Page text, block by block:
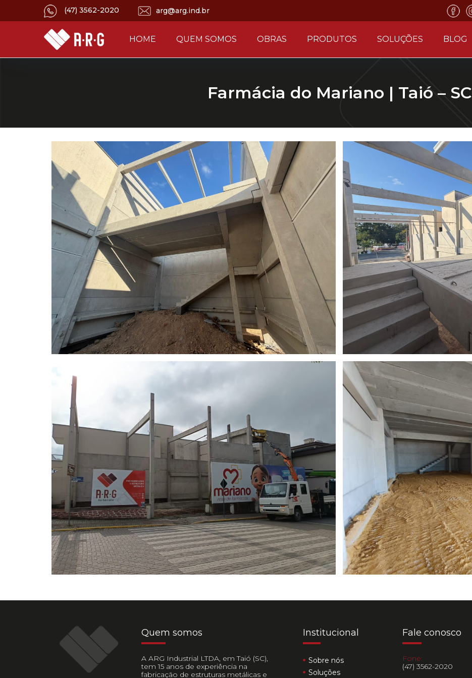
(47) 3562-2020 arg@arg.ind.br
HOME QUEM SOMOS OBRAS PRODUTOS SOLUÇÕES BLOG
Farmácia do Mariano | Taió – SC
Quem somos
A ARG Industrial LTDA, em Taió (SC),
tem 15 anos de experiência na
fabricação de estruturas metálicas e
Institucional
Sobre nós
Soluções
Fale conosco
Fone:
(47) 3562-2020